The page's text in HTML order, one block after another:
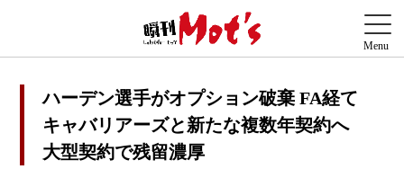
ハーデン選手がオプション破棄 FA経て
キャバリアーズと新たな複数年契約へ
大型契約で残留濃厚